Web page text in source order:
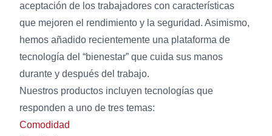
aceptación de los trabajadores con características
que mejoren el rendimiento y la seguridad. Asimismo,
hemos añadido recientemente una plataforma de
tecnología del “bienestar” que cuida sus manos
durante y después del trabajo.
Nuestros productos incluyen tecnologías que
responden a uno de tres temas:
Comodidad